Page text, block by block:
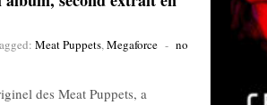
Meat Puppets,Megaforce - no
des Meat Puppets, a